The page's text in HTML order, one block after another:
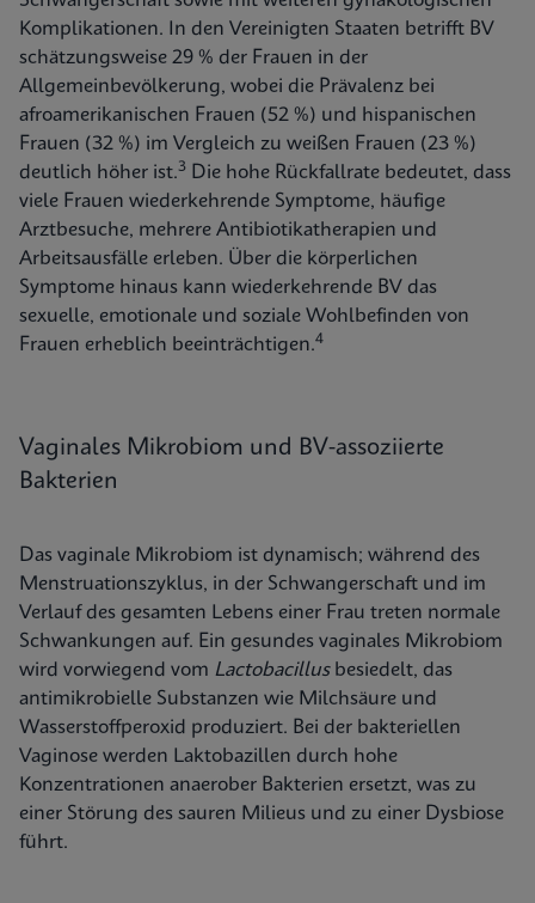
Komplikationen. In den Vereinigten Staaten betrifft BV
schätzungsweise 29 % der Frauen in der
Allgemeinbevölkerung, wobei die Prävalenz bei
afroamerikanischen Frauen (52 %) und hispanischen
Frauen (32 %) im Vergleich zu weißen Frauen (23 %)
deutlich höher ist.3 Die hohe Rückfallrate bedeutet, dass
viele Frauen wiederkehrende Symptome, häufige
Arztbesuche, mehrere Antibiotikatherapien und
Arbeitsausfälle erleben. Über die körperlichen
Symptome hinaus kann wiederkehrende BV das
sexuelle, emotionale und soziale Wohlbefinden von
Frauen erheblich beeinträchtigen.4
Vaginales Mikrobiom und BV-assoziierte
Bakterien
Das vaginale Mikrobiom ist dynamisch; während des
Menstruationszyklus, in der Schwangerschaft und im
Verlauf des gesamten Lebens einer Frau treten normale
Schwankungen auf. Ein gesundes vaginales Mikrobiom
wird vorwiegend vom Lactobacillusbesiedelt, das
antimikrobielle Substanzen wie Milchsäure und
Wasserstoffperoxid produziert. Bei der bakteriellen
Vaginose werden Laktobazillen durch hohe
Konzentrationen anaerober Bakterien ersetzt, was zu
einer Störung des sauren Milieus und zu einer Dysbiose
führt.